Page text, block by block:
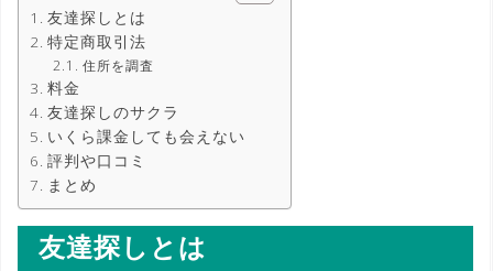
友達探しとは
特定商取引法
住所を調査
料金
友達探しのサクラ
いくら課金しても会えない
評判や口コミ
まとめ
友達探しとは